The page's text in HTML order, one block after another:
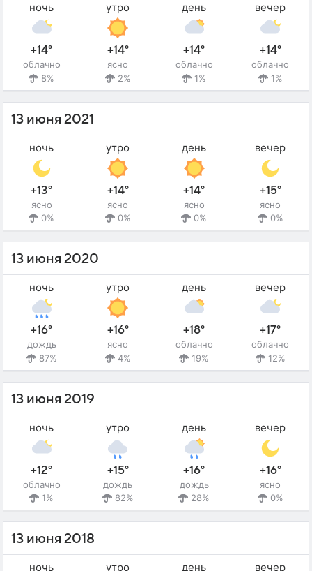
ночь
+14°
облачно
8%
утро
+14°
ясно
2%
день
+14°
облачно
1%
вечер
+14°
облачно
1%
13 июня 2021
ночь
+13°
ясно
0%
утро
+14°
ясно
0%
день
+14°
ясно
0%
вечер
+15°
ясно
0%
13 июня 2020
ночь
+16°
дождь
87%
утро
+16°
ясно
4%
день
+18°
облачно
19%
вечер
+17°
облачно
12%
13 июня 2019
ночь
+12°
облачно
1%
утро
+15°
дождь
82%
день
+16°
дождь
28%
вечер
+16°
ясно
0%
13 июня 2018
ночь утро день вечер